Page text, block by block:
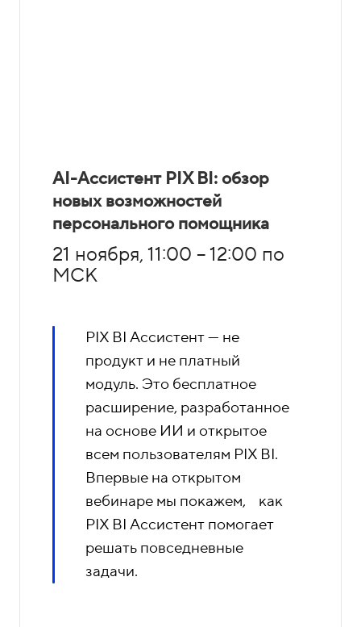
AI-Ассистент PIX BI: обзор
новых возможностей
персонального помощника
21 ноября, 11:00 – 12:00 по
МСК
PIX BI Ассистент — не
продукт и не платный
модуль. Это бесплатное
расширение, разработанное
на основе ИИ и открытое
всем пользователям PIX BI.
Впервые на открытом
вебинаре мы покажем, как
PIX BI Ассистент помогает
решать повседневные
задачи.